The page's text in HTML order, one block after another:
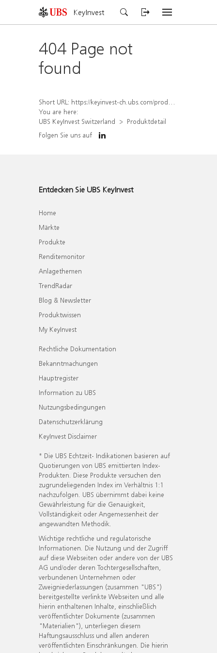
KeyInvest
404 Page not
found
Short URL: https://keyinvest-ch.ubs.com/produkt/detail/index/isin/CH1580430382
You are here:
UBS KeyInvest Switzerland
Produktdetail
Folgen Sie uns auf
Entdecken Sie UBS KeyInvest
Home
Märkte
Produkte
Renditemonitor
Anlagethemen
TrendRadar
Blog & Newsletter
Produktwissen
My KeyInvest
Rechtliche Dokumentation
Bekanntmachungen
Hauptregister
Information zu UBS
Nutzungsbedingungen
Datenschutzerklärung
KeyInvest Disclaimer
* Die UBS Echtzeit- Indikationen basieren auf
Quotierungen von UBS emittierten Index-
Produkten. Diese Produkte versuchen den
zugrundeliegenden Index im Verhältnis 1:1
nachzufolgen. UBS übernimmt dabei keine
Gewährleistung für die Genauigkeit,
Vollständigkeit oder Angemessenheit der
angewandten Methodik.
Wichtige rechtliche und regulatorische
Informationen. Die Nutzung und der Zugriff
auf diese Webseiten oder andere von der UBS
AG und/oder deren Tochtergesellschaften,
verbundenen Unternehmen oder
Zweigniederlassungen (zusammen "UBS")
bereitgestellte verlinkte Webseiten und alle
hierin enthaltenen Inhalte, einschließlich
veröffentlichter Dokumente (zusammen
"Materialien"), unterliegen diesem
Haftungsausschluss und allen anderen
veröffentlichten Einschränkungen. Die hierin